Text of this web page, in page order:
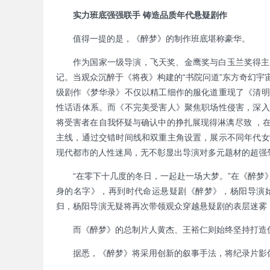
实力班底强强联手 铸造品质年代悬疑剧作
值得一提的是，《醉梦》的制作班底堪称豪华。
作为国家一级导演，飞天奖、金鹰奖与白玉兰奖得
记。当观众沉醉于《将夜》构建的“书院问道”东方奇幻
级剧作《梦华录》不仅以精工细作的服化道重现了《清
性话语体系。而《不完美受害人》聚焦职场性侵害，深
将受害者在自我怀疑与确认中的挣扎展现得淋漓尽致 ，
主线，通过交错时间线和双重主角设置，展示不同年代
现代都市的人性迷局，无不彰显出导演对多元题材的超强
“在零下十几度的冬日，一起赴一场大梦。”在《醉
身的名字》，再到时代命运悬疑剧《醉梦》，杨阳导
归，杨阳导演无疑将再次带领观众穿越悬疑剧的表层迷
而《醉梦》的总制片人黄杰、王裕仁则始终坚持打
据悉，《醉梦》将采用创新的叙事手法，将纪录片